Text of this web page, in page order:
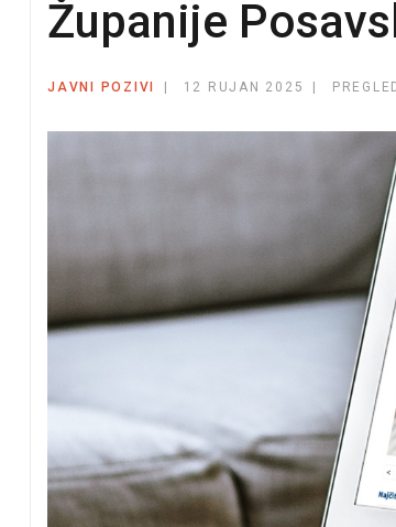
Županije
JAVNI POZIVI 12 RUJAN 2025